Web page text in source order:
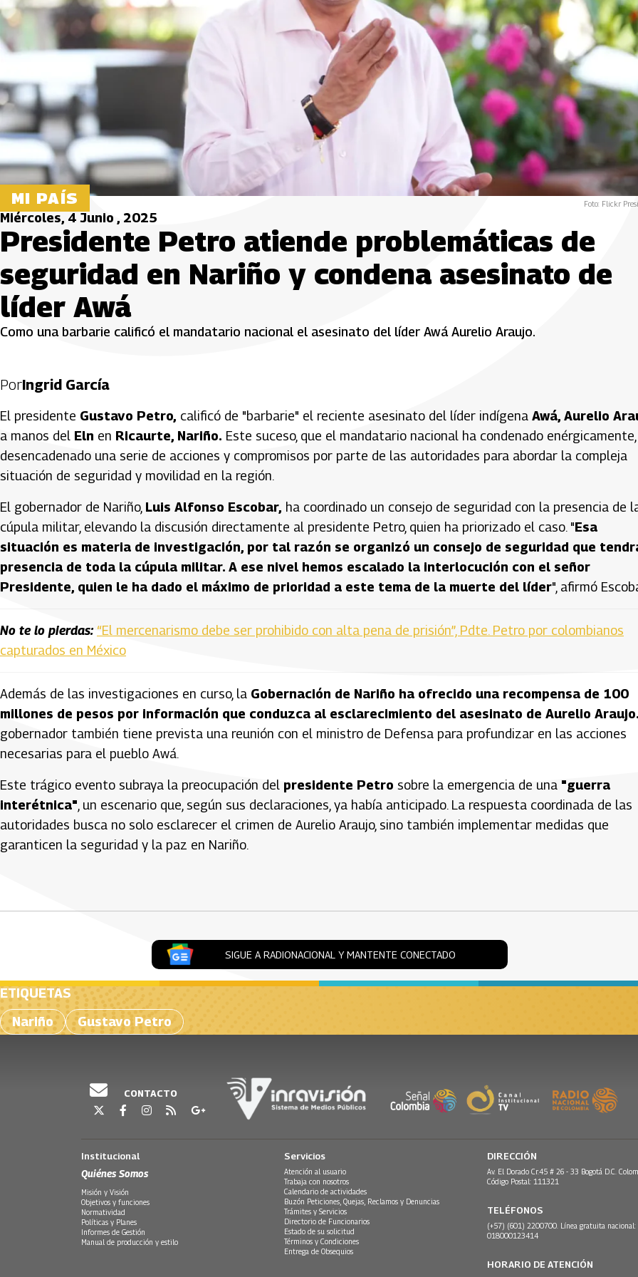
MI PAÍS Foto: Flickr
Miércoles, 4 Junio , 2025
Presidente Petro atiende problemáticas de
seguridad en Nariño y condena asesinato de
líder Awá
Como una barbarie calificó el mandatario nacional el asesinato del líder Awá Aurelio Araujo.
PorIngrid García
El presidente Gustavo Petro, calificó de "barbarie" el reciente asesinato del líder indígena Awá, Aurelio
a manos del Eln en Ricaurte, Nariño. Este suceso, que el mandatario nacional ha condenado
desencadenado una serie de acciones y compromisos por parte de las autoridades para abordar la compleja
situación de seguridad y movilidad en la región.
El gobernador de Nariño, Luis Alfonso Escobar, ha coordinado un consejo de seguridad con la presencia de
cúpula militar, elevando la discusión directamente al presidente Petro, quien ha priorizado el caso. "Esa
situación es materia de investigación, por tal razón se organizó un consejo de seguridad que
presencia de toda la cúpula militar. A ese nivel hemos escalado la interlocución con el señor
Presidente, quien le ha dado el máximo de prioridad a este tema de la muerte del líder", afirmó
No te lo pierdas: “El mercenarismo debe ser prohibido con alta pena de prisión”, Pdte. Petro por colombianos
capturados en México
Además de las investigaciones en curso, la Gobernación de Nariño ha ofrecido una recompensa de 100
millones de pesos por información que conduzca al esclarecimiento del asesinato de Aurelio
gobernador también tiene prevista una reunión con el ministro de Defensa para profundizar en las acciones
necesarias para el pueblo Awá.
Este trágico evento subraya la preocupación del presidente Petro sobre la emergencia de una "guerra
interétnica" , un escenario que, según sus declaraciones, ya había anticipado. La respuesta coordinada de las
autoridades busca no solo esclarecer el crimen de Aurelio Araujo, sino también implementar medidas que
garanticen la seguridad y la paz en Nariño.
SIGUE A RADIONACIONAL Y MANTENTE CONECTADO
ETIQUETAS
Nariño
Gustavo Petro
CONTACTO
Institucional
Quiénes Somos
Misión y Visión
Objetivos y funciones
Normatividad
Políticas y Planes
Informes de Gestión
Manual de producción y estilo
Servicios
Atención al usuario
Trabaja con nosotros
Calendario de actividades
Buzón Peticiones, Quejas, Reclamos y Denuncias
Trámites y Servicios
Directorio de Funcionarios
Estado de su solicitud
Términos y Condiciones
Entrega de Obsequios
DIRECCIÓN
Av. El Dorado Cr.45 # 26 - 33 Bogotá D.C.
Código Postal: 111321
TELÉFONOS
(+57) (601) 2200700. Línea gratuita nacional:
018000123414
HORARIO DE ATENCIÓN